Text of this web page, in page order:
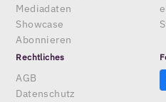
Mediadaten
Showcase
Abonnieren
Rechtliches
AGB
Datenschutz